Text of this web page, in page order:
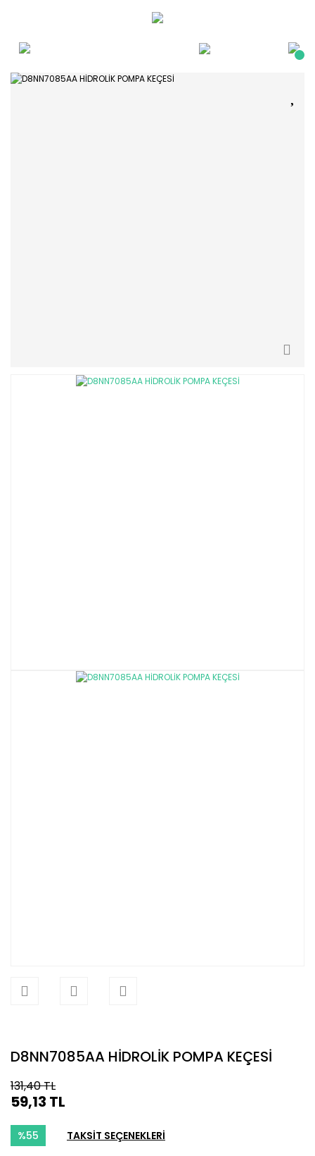
D8NN7085AA HİDROLİK POMPA KEÇESİ
131,40 TL
59,13 TL
%55 TAKSİT SEÇENEKLERİ